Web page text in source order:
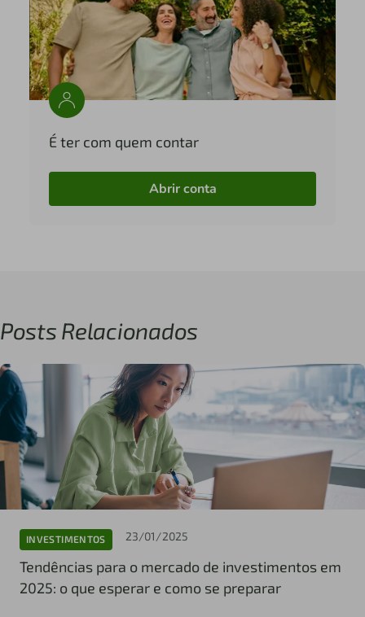
É ter com quem contar
Abrir conta
Posts Relacionados
INVESTIMENTOS 23/01/2025
Tendências para o mercado de investimentos em
2025: o que esperar e como se preparar